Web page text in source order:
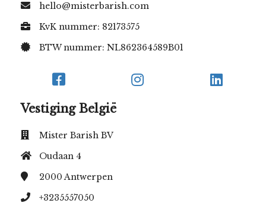
hello@misterbarish.com
KvK nummer: 82173575
BTW nummer: NL862364589B01
Vestiging België
Mister Barish BV
Oudaan 4
2000Antwerpen
+3235557050